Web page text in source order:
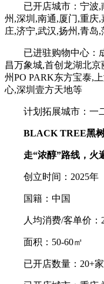
已开店城市：宁波
州,深圳,南通,厦门,重庆
庄,济宁,武汉,扬州,青岛
已进驻购物中心：
昌万象城,首创龙湖北
州PO PARK东方宝泰,
心,深圳壹方天地等
计划拓展城市：一
BLACK TREE黑
走“浓醇”路线，火
创立时间：2025年
国籍：中国
人均消费/客单价：
面积：50-60㎡
已开店数量：20+家